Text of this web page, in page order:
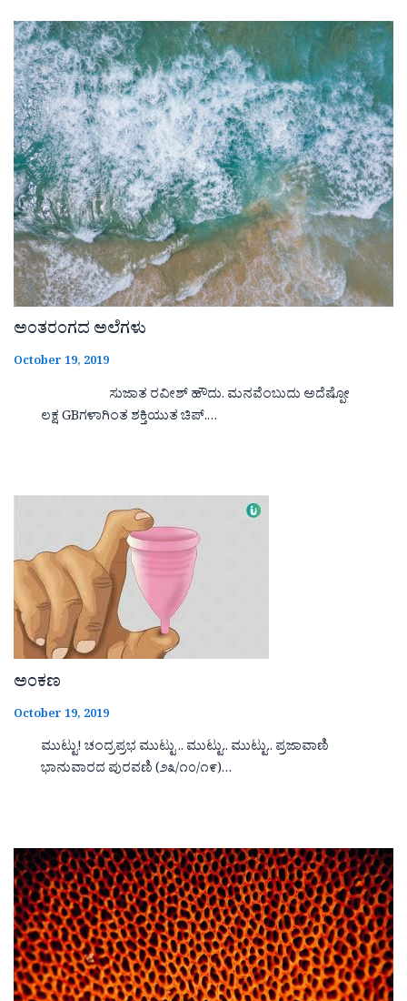
ಅಂತರಂಗದ ಅಲೆಗಳು
October 19, 2019
ಸುಜಾತ ರವೀಶ್ ಹೌದು. ಮನವೆಂಬುದು ಅದೆಷ್ಪೋ
ಲಕ್ಷ GBಗಳಾಗಿಂತ ಶಕ್ತಿಯುತ ಚಿಪ್.…
ಅಂಕಣ
October 19, 2019
ಮುಟ್ಟು! ಚಂದ್ರಪ್ರಭ ಮುಟ್ಟು .. ಮುಟ್ಟು.. ಮುಟ್ಟು.. ಪ್ರಜಾವಾಣಿ
ಭಾನುವಾರದ ಪುರವಣಿ (೨೩/೧೦/೧೯)…